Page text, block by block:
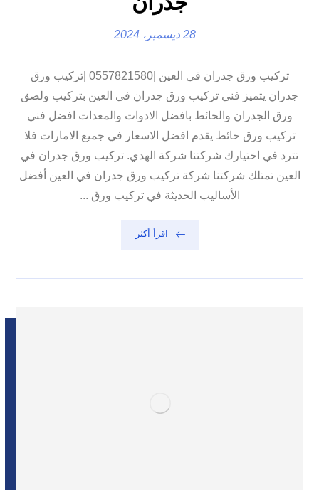
28 ديسمبر، 2024
تركيب ورق جدران في العين |0557821580 |تركيب ورق
جدران يتميز فني تركيب ورق جدران في العين بتركيب ولصق
ورق الجدران والحائط بافضل الادوات والمعدات افضل فني
تركيب ورق حائط يقدم افضل الاسعار في جميع الامارات فلا
تترد في اختيارك شركتنا شركة الهدي. تركيب ورق جدران في
العين تمتلك شركتنا شركة تركيب ورق جدران في العين أفضل
الأساليب الحديثة في تركيب ورق ...
اقرأ أكثر